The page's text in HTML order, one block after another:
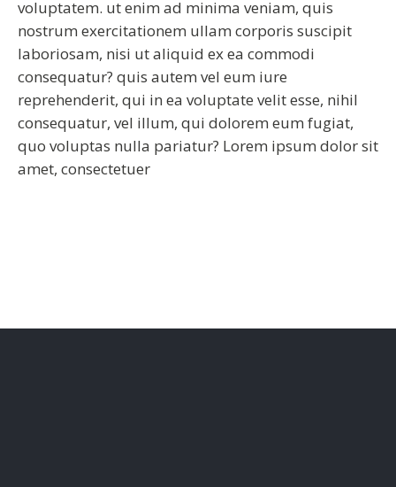
voluptatem. ut enim ad minima veniam, quis
nostrum exercitationem ullam corporis suscipit
laboriosam, nisi ut aliquid ex ea commodi
consequatur? quis autem vel eum iure
reprehenderit, qui in ea voluptate velit esse, nihil
consequatur, vel illum, qui dolorem eum fugiat,
quo voluptas nulla pariatur? Lorem ipsum dolor sit
amet, consectetuer